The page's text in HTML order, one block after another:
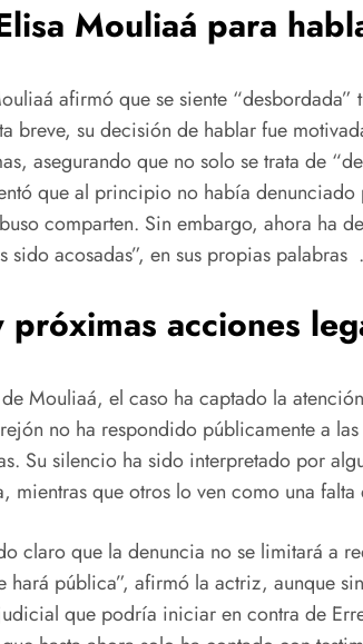
Mouliaá para
afirmó que se siente
breve, su decisión de hablar fue
asegurando que no solo se trata de
que al principio no había
comparten. Sin embargo, ahora ha
sido acosadas”, en sus propias palabras .
próximas acciones
Mouliaá, el caso ha captado la
no ha respondido públicamente a
Su silencio ha sido interpretado por
mientras que otros lo ven como una falta
claro que la denuncia no se limitará a
pública”, afirmó la actriz, aunque
que podría iniciar en contra de